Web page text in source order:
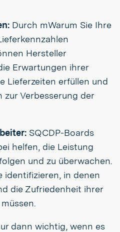
Durch mWarum Sie Ihre
Hersteller
Erwartungen ihrer
Lieferzeiten erfüllen und
zur Verbesserung der
SQCDP-Boards
helfen, die Leistung
und zu überwachen.
identifizieren, in denen
die Zufriedenheit ihrer
dann wichtig, wenn es